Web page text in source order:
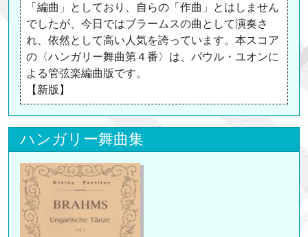
「編曲」としており、自らの「作曲」とはしません
でしたが、今日ではブラームスの曲として演奏さ
れ、依然として高い人気を誇っています。本スコア
の〈ハンガリー舞曲第４番〉は、パウル・ユオンに
よる管弦楽編曲版です。
【新版】
ハンガリー舞曲集